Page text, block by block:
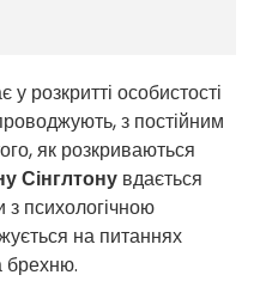
розкритті особистості
з постійним
як розкриваються
Сінглтону вдається
психологічною
на питаннях
брехню.